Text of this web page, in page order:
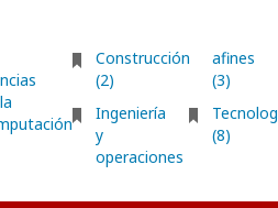
Construcción
(2)
Ingeniería
y
operaciones
afines
(3)
(8)